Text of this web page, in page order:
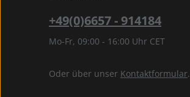
+49(0)6657 - 914184
Mo-Fr, 09:00 - 16:00 Uhr CET
Oder über unser Kontaktformular.